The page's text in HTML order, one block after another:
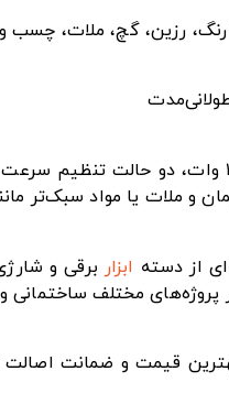
رنگ، رزین، گچ، ملات، چسب
و ملات یا مواد سبک‌تر
از دسته ابزار
پروژه‌های مختلف
قیمت و ضمانت اصالت